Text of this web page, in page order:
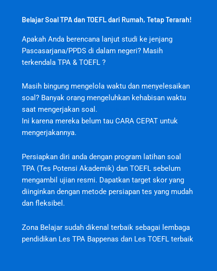
Belajar Soal TPA dan TOEFL dari Rumah, Tetap Terarah!
Apakah Anda berencana lanjut studi ke jenjang
Pascasarjana/PPDS di dalam negeri? Masih
terkendala TPA & TOEFL ?
Masih bingung mengelola waktu dan menyelesaikan
soal? Banyak orang mengeluhkan kehabisan waktu
saat mengerjakan soal.
Ini karena mereka belum tau CARA CEPAT untuk
mengerjakannya.
Persiapkan diri anda dengan program latihan soal
TPA (Tes Potensi Akademik) dan TOEFL sebelum
mengambil ujian resmi. Dapatkan target skor yang
diinginkan dengan metode persiapan tes yang mudah
dan fleksibel.
Zona Belajar sudah dikenal terbaik sebagai lembaga
pendidikan Les TPA Bappenas dan Les TOEFL terbaik